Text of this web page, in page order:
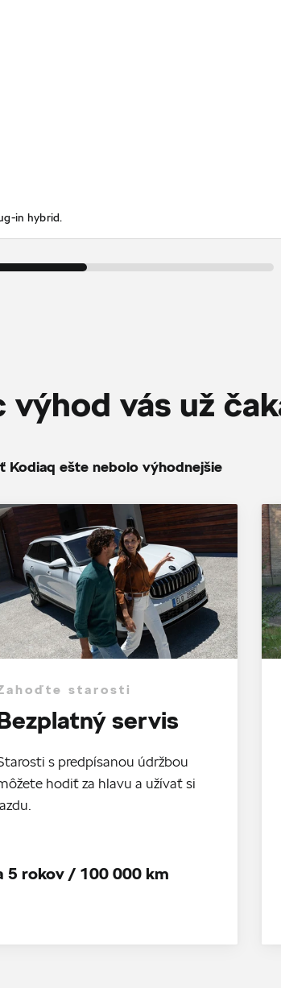
in hybrid.
výhod vás už
Kodiaq ešte nebolo výhodnejšie
starosti
servis
s predpísanou údržbou
hodiť za hlavu a užívať si
5 rokov / 100 000 km